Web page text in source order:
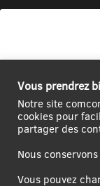
Ce site internet a
connecter|Se
Vous prendrez
Notre site
cookies pour
partager des
Nous
Vous pouvez